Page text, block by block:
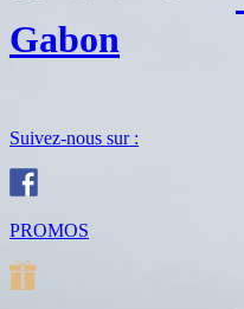
Gabon
Suivez-nous sur :
PROMOS